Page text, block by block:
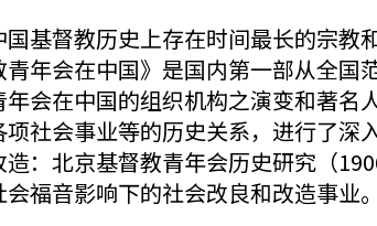
基督教历史上存在时间最长的宗
年会在中国》是国内第一部从全
会在中国的组织机构之演变和著
社会事业等的历史关系，进行了
：北京基督教青年会历史研究（
福音影响下的社会改良和改造事业